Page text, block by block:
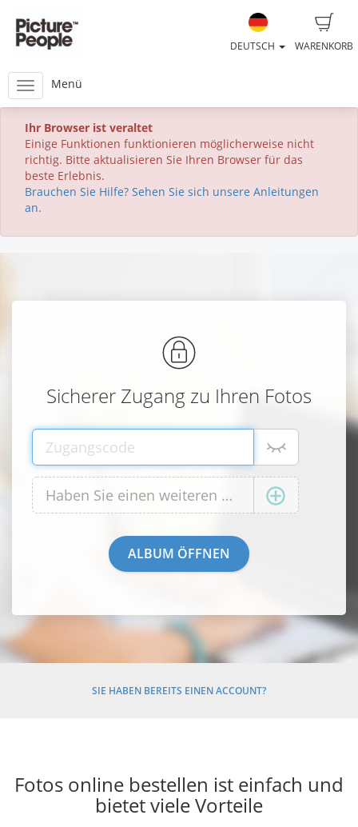
WARENKORB
DEUTSCH
Menü
Ihr Browser ist veraltet
Einige Funktionen funktionieren möglicherweise nicht
richtig. Bitte aktualisieren Sie Ihren Browser für das
beste Erlebnis.
Brauchen Sie Hilfe? Sehen Sie sich unsere Anleitungen
an.
Sicherer Zugang zu Ihren Fotos
SIE HABEN BEREITS EINEN ACCOUNT?
Fotos online bestellen ist einfach und
bietet viele Vorteile